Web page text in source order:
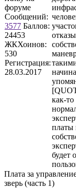
форуме
Сообщений:
3577 Баллов:
24453
ЖКХоинов:
530
Регистрация:
28.03.2017
как-
платы
будет
Плата за
зверь (часть 1)